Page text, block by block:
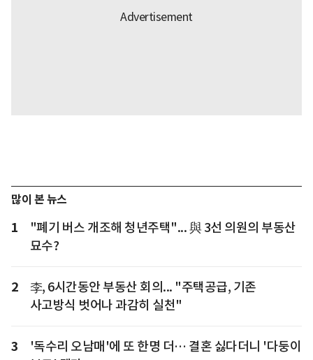
많이 본 뉴스
1
"폐기 버스 개조해 청년주택"... 與 3선 의원의 부동산
묘수?
2
李, 6시간동안 부동산 회의... "주택공급, 기존
사고방식 벗어나 과감히 실천"
3
'독수리 오남매'에 또 한명 더… 결혼 싫다더니 '다둥이